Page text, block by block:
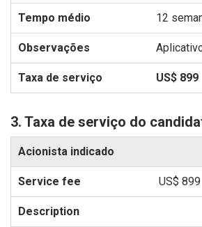
12
US$ 899
3. Taxa de serviço do
Acionista indicado
US$ 899